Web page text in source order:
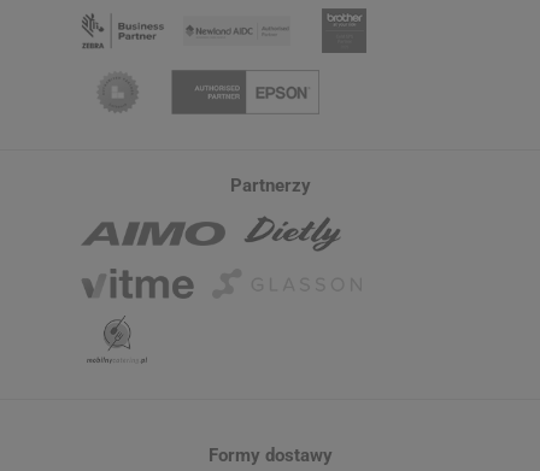
Partnerzy
Formy dostawy